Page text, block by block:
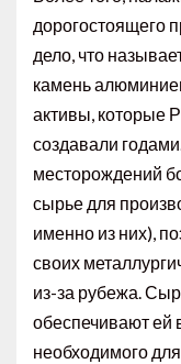
дорогостоящего
дело, что
камень
активы, которые
создавали
месторождений
сырье для
именно из них),
своих
из-за рубежа.
обеспечивают ей
необходимого